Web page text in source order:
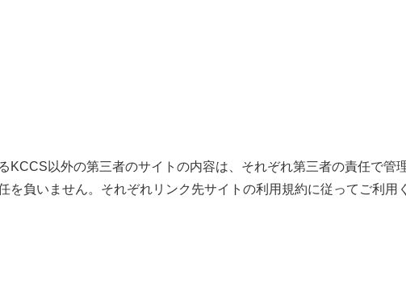
以外の第三者のサイトの内容は、それぞれ第三者の責任で管
負いません。それぞれリンク先サイトの利用規約に従ってご利用